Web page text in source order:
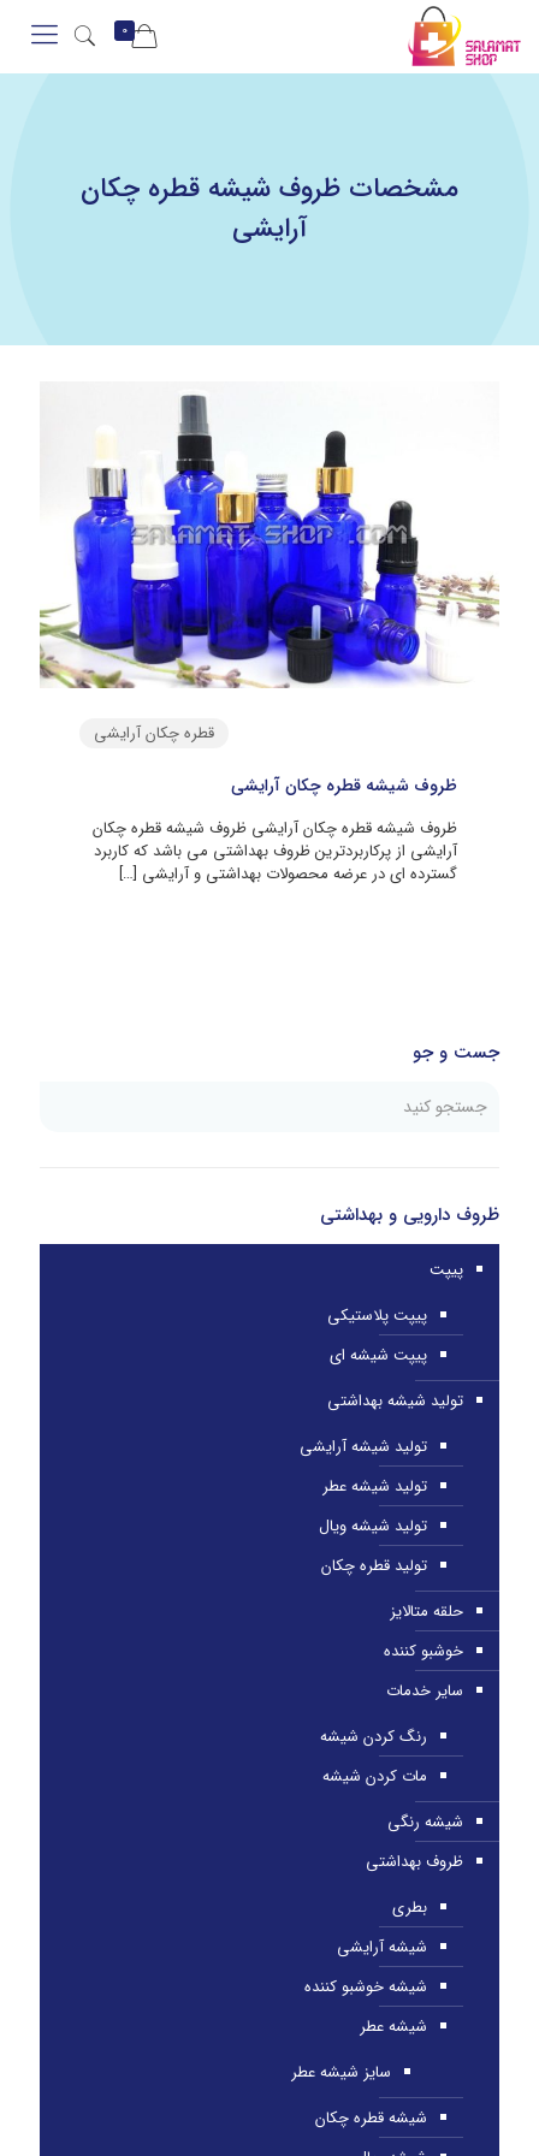
0
مشخصات ظروف شیشه قطره چکان
آرایشی
قطره چکان آرایشی
ظروف شیشه قطره چکان آرایشی
ظروف شیشه قطره چکان آرایشی ظروف شیشه قطره چکان
آرایشی از پرکاربردترین ظروف بهداشتی می باشد که کاربرد
گسترده ای در عرضه محصولات بهداشتی و آرایشی […]
جست و جو
ظروف دارویی و بهداشتی
پیپت
پیپت پلاستیکی
پیپت شیشه ای
تولید شیشه بهداشتی
تولید شیشه آرایشی
تولید شیشه عطر
تولید شیشه ویال
تولید قطره چکان
حلقه متالایز
خوشبو کننده
سایر خدمات
رنگ کردن شیشه
مات کردن شیشه
شیشه رنگی
ظروف بهداشتی
بطری
شیشه آرایشی
شیشه خوشبو کننده
شیشه عطر
سایز شیشه عطر
شیشه قطره چکان